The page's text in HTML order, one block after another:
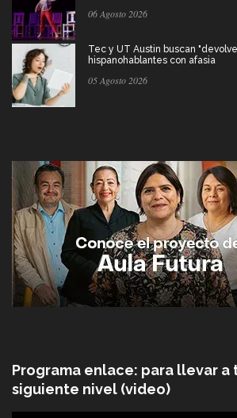
06 Agosto 2026
Tec y UT Austin buscan
hispanohablantes con afasia
05 Agosto 2026
Programa enlace: para llevar a
siguiente nivel (video)